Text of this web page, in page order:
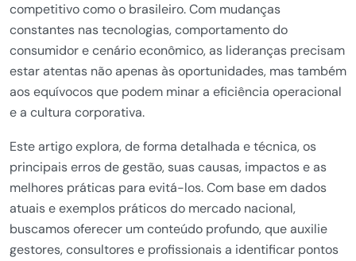
competitivo como o brasileiro. Com mudanças
constantes nas tecnologias, comportamento do
consumidor e cenário econômico, as lideranças precisam
estar atentas não apenas às oportunidades, mas também
aos equívocos que podem minar a eficiência operacional
e a cultura corporativa.
Este artigo explora, de forma detalhada e técnica, os
principais erros de gestão, suas causas, impactos e as
melhores práticas para evitá-los. Com base em dados
atuais e exemplos práticos do mercado nacional,
buscamos oferecer um conteúdo profundo, que auxilie
gestores, consultores e profissionais a identificar pontos